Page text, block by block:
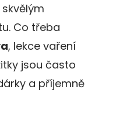
Co třeba
, lekce vaření
jsou často
a příjemně